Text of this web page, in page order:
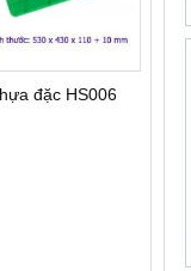
đặc HS006